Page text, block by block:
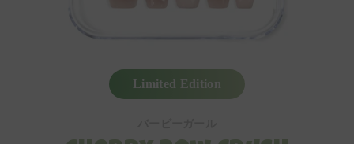
Limited Edition